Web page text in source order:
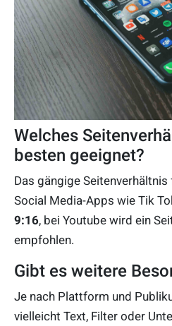
Welches
besten geeignet?
Das gängige
Social Media-Apps wie Tik
9:16, bei Youtube wird ein
empfohlen.
Gibt es weitere
Je nach Plattform und
vielleicht Text, Filter oder